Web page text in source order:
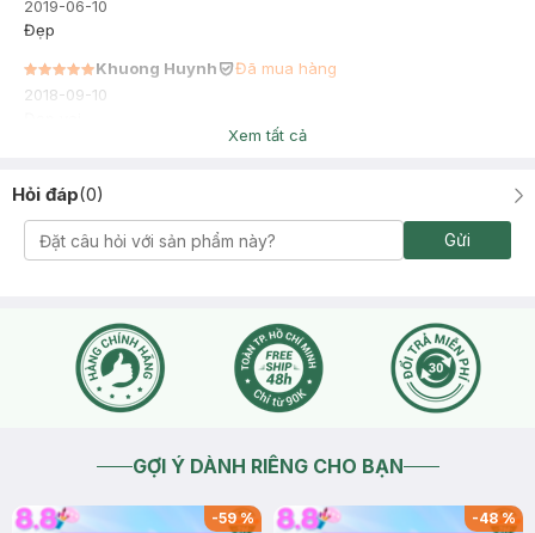
2019-06-10
Đẹp
Khuong Huynh
Đã mua hàng
2018-09-10
Xem tất cả
Hỏi đáp(0)
Gửi
GỢI Ý DÀNH RIÊNG CHO BẠN
-59% -48%